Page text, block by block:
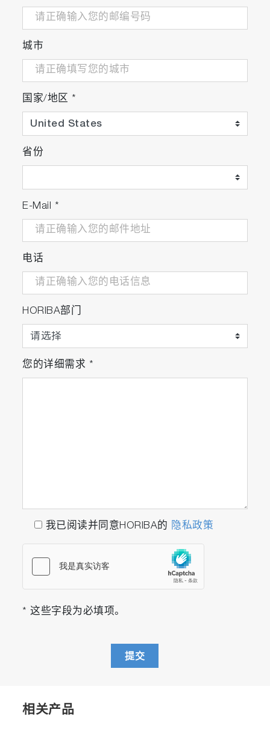
城市
国家/地区 *
省份
E-Mail *
电话
HORIBA部门
您的详细需求 *
我已阅读并同意HORIBA的 隐私政策
* 这些字段为必填项。
提交
相关产品